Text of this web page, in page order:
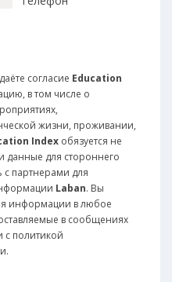
согласие Education
в том числе о
жизни, проживании,
Index обязуется не
данные для стороннего
с партнерами для
Laban. Вы
информации в любое
в сообщениях
с политикой